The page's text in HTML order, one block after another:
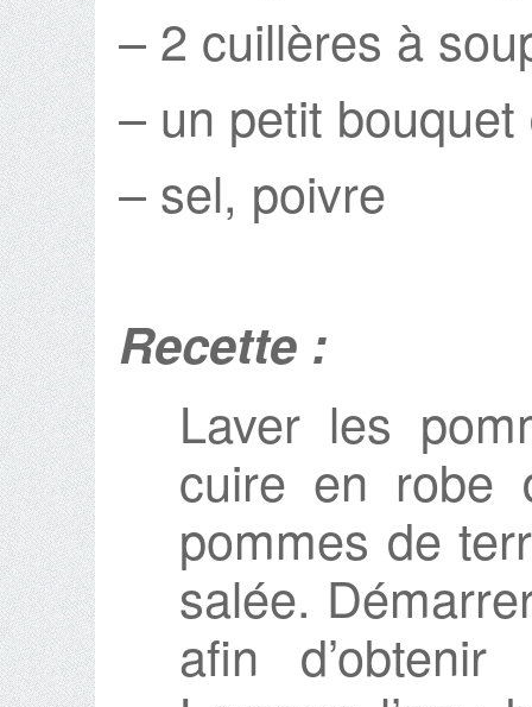
– 2 cuillères à
– un petit
– sel, poivre
Recette :
Laver les
cuire en robe
pommes de
salée.
afin